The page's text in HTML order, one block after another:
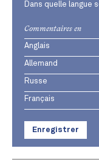
Dans quelle langue
Commentaires en
Anglais
Allemand
Russe
Français
Enregistrer